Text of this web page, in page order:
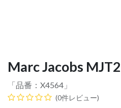
Marc Jacobs
「品番： X4564 」
(0件レビュー)